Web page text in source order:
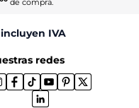
IVA
redes